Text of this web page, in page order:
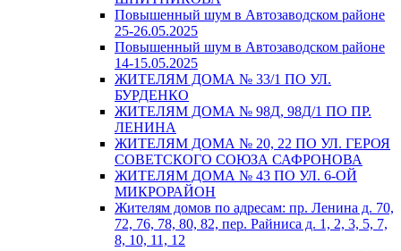
Повышенный шум в Автозаводском районе
25-26.05.2025
Повышенный шум в Автозаводском районе
14-15.05.2025
ЖИТЕЛЯМ ДОМА № 33/1 ПО УЛ.
БУРДЕНКО
ЖИТЕЛЯМ ДОМА № 98Д, 98Д/1 ПО ПР.
ЛЕНИНА
ЖИТЕЛЯМ ДОМА № 20, 22 ПО УЛ. ГЕРОЯ
СОВЕТСКОГО СОЮЗА САФРОНОВА
ЖИТЕЛЯМ ДОМА № 43 ПО УЛ. 6-ОЙ
МИКРОРАЙОН
Жителям домов по адресам: пр. Ленина д. 70,
72, 76, 78, 80, 82, пер. Райниса д. 1, 2, 3, 5, 7,
8, 10, 11, 12